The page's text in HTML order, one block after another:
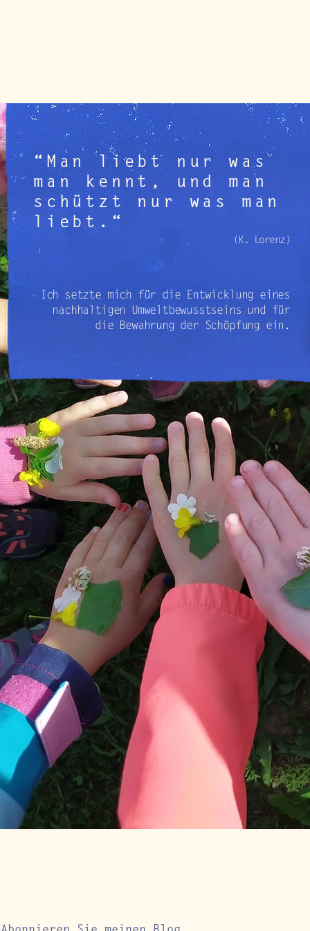
“Man liebt nur was
man kennt, und man
schützt nur was man
liebt.“
(K. Lorenz)
Ich setzte mich für die Entwicklung eines
nachhaltigen Umweltbewusstseins und für
die Bewahrung der Schöpfung ein.